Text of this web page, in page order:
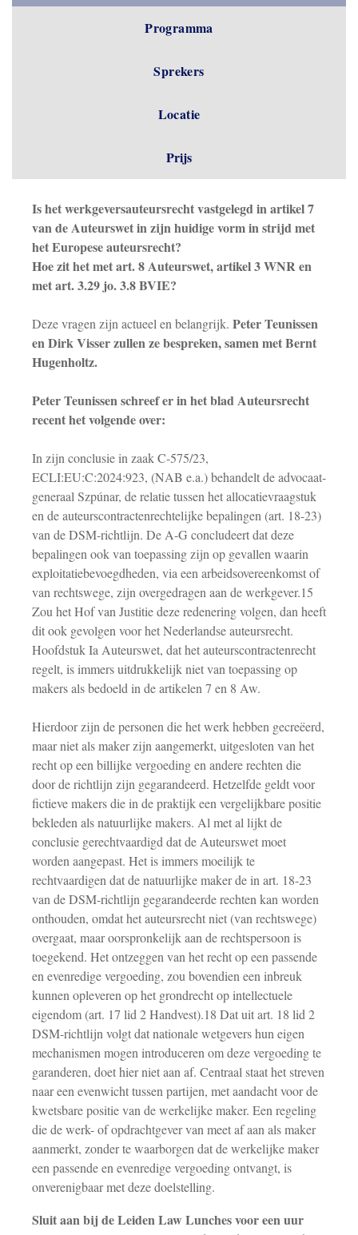
Programma
Sprekers
Locatie
Prijs
Is het werkgeversauteursrecht vastgelegd in artikel 7
van de Auteurswet in zijn huidige vorm in strijd met
het Europese auteursrecht?
Hoe zit het met art. 8 Auteurswet, artikel 3 WNR en
met art. 3.29 jo. 3.8 BVIE?
Deze vragen zijn actueel en belangrijk. Peter Teunissen
en Dirk Visser zullen ze bespreken, samen met Bernt
Hugenholtz.
Peter Teunissen schreef er in het blad Auteursrecht
recent het volgende over:
In zijn conclusie in zaak C-575/23,
ECLI:EU:C:2024:923, (NAB e.a.) behandelt de advocaat-
generaal Szpúnar, de relatie tussen het allocatievraagstuk
en de auteurscontractenrechtelijke bepalingen (art. 18-23)
van de DSM-richtlijn. De A-G concludeert dat deze
bepalingen ook van toepassing zijn op gevallen waarin
exploitatiebevoegdheden, via een arbeidsovereenkomst of
van rechtswege, zijn overgedragen aan de werkgever.15
Zou het Hof van Justitie deze redenering volgen, dan heeft
dit ook gevolgen voor het Nederlandse auteursrecht.
Hoofdstuk Ia Auteurswet, dat het auteurscontractenrecht
regelt, is immers uitdrukkelijk niet van toepassing op
makers als bedoeld in de artikelen 7 en 8 Aw.
Hierdoor zijn de personen die het werk hebben gecreëerd,
maar niet als maker zijn aangemerkt, uitgesloten van het
recht op een billijke vergoeding en andere rechten die
door de richtlijn zijn gegarandeerd. Hetzelfde geldt voor
fictieve makers die in de praktijk een vergelijkbare positie
bekleden als natuurlijke makers. Al met al lijkt de
conclusie gerechtvaardigd dat de Auteurswet moet
worden aangepast. Het is immers moeilijk te
rechtvaardigen dat de natuurlijke maker de in art. 18-23
van de DSM-richtlijn gegarandeerde rechten kan worden
onthouden, omdat het auteursrecht niet (van rechtswege)
overgaat, maar oorspronkelijk aan de rechtspersoon is
toegekend. Het ontzeggen van het recht op een passende
en evenredige vergoeding, zou bovendien een inbreuk
kunnen opleveren op het grondrecht op intellectuele
eigendom (art. 17 lid 2 Handvest).18 Dat uit art. 18 lid 2
DSM-richtlijn volgt dat nationale wetgevers hun eigen
mechanismen mogen introduceren om deze vergoeding te
garanderen, doet hier niet aan af. Centraal staat het streven
naar een evenwicht tussen partijen, met aandacht voor de
kwetsbare positie van de werkelijke maker. Een regeling
die de werk- of opdrachtgever van meet af aan als maker
aanmerkt, zonder te waarborgen dat de werkelijke maker
een passende en evenredige vergoeding ontvangt, is
onverenigbaar met deze doelstelling.
Sluit aan bij de Leiden Law Lunches voor een uur